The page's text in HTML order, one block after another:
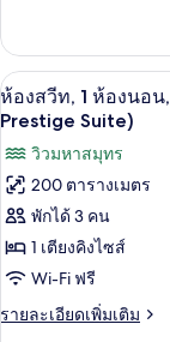
Prestige
สระ
ว่าย
น้ำ
ส่วน
ตัว,
วิว
สวน
(Ocean
Front
เกี่ยว
กับ
ห้อง
สวี
ห้อง
นอน,
สระ
ว่าย
ส่วน
ตัว,
วิว
เปิด
ภาพถ่าย
ทั้งหมด
ของ
ห้อง
สวีท,
ห้อง
6
ห้องสวีท, 1 ห้องนอน
Prestige Suite)
วิวมหาสมุทร
200 ตารางเมตร
พักได้ 3 คน
1 เตียงคิงไซส์
Wi-Fi ฟรี
รายละเอียดเพิ่มเติม
ราย